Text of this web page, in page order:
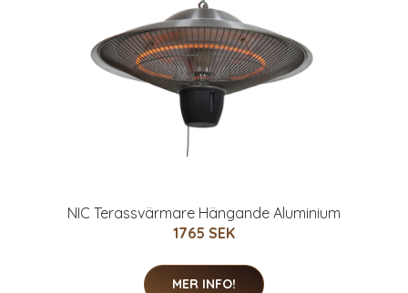
NIC Terassvärmare Hängande Aluminium
1765 SEK
MER INFO!